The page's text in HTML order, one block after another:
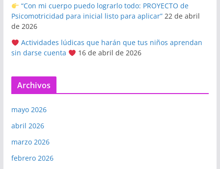
“Con mi cuerpo puedo lograrlo todo: PROYECTO de
Psicomotricidad para inicial listo para aplicar” 22 de abril
de 2026
Actividades lúdicas que harán que tus niños aprendan
sin darse cuenta
16 de abril de 2026
Archivos
mayo 2026
abril 2026
marzo 2026
febrero 2026